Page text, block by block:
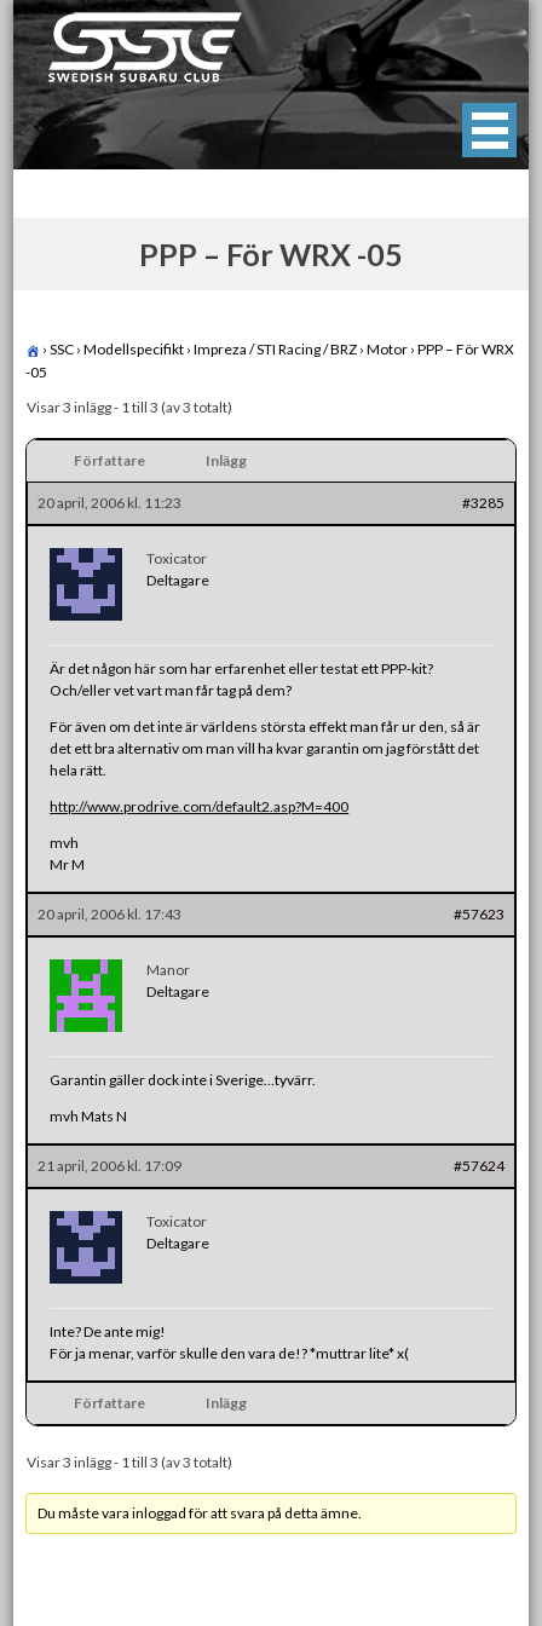
Skip
to
content
Swedish Subaru Club
För oss som älskar Subaru!
PPP – För WRX -05
› SSC › Modellspecifikt › Impreza / STI Racing / BRZ › Motor › PPP – För WRX
-05
Visar 3 inlägg - 1 till 3 (av 3 totalt)
Författare Inlägg
20 april, 2006 kl. 11:23 #3285
Toxicator
Deltagare
Är det någon här som har erfarenhet eller testat ett PPP-kit?
Och/eller vet vart man får tag på dem?
För även om det inte är världens största effekt man får ur den, så är
det ett bra alternativ om man vill ha kvar garantin om jag förstått det
hela rätt.
http://www.prodrive.com/default2.asp?M=400
mvh
Mr M
20 april, 2006 kl. 17:43 #57623
Manor
Deltagare
Garantin gäller dock inte i Sverige…tyvärr.
mvh Mats N
21 april, 2006 kl. 17:09 #57624
Toxicator
Deltagare
Inte? De ante mig!
För ja menar, varför skulle den vara de!? *muttrar lite* x(
Författare Inlägg
Visar 3 inlägg - 1 till 3 (av 3 totalt)
Du måste vara inloggad för att svara på detta ämne.